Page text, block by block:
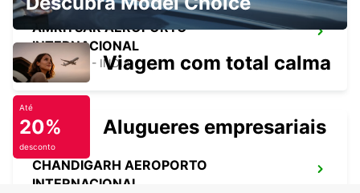
AMRITSAR AEROPORTO
INTERNACIONAL
AMRITSAR - INDIA
CHANDIGARH AEROPORTO
INTERNACIONAL
Viagem com total calma
Até
20%
desconto
Alugueres empresariais